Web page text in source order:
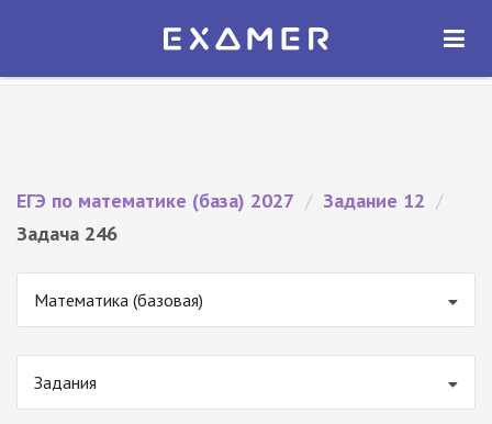
Экзамер — ЕГЭ 2027
ОТКРЫТЬ
ЕГЭ по математике (база) 2027 / Задание 12 /
Задача 246
Математика (базовая)
Задания